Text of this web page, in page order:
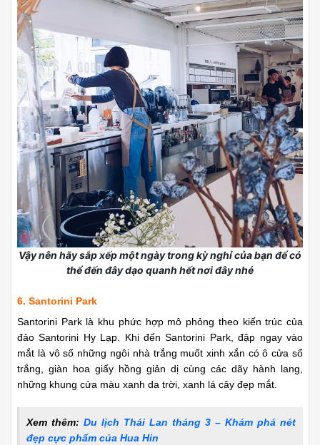
Vậy nên hãy sắp xếp một ngày trong kỳ nghỉ của bạn để có
thể đến đây dạo quanh hết nơi đây nhé
6. Santorini Park
Santorini Park là khu phức hợp mô phỏng theo kiến trúc của
đảo Santorini Hy Lạp. Khi đến Santorini Park, đập ngay vào
mắt là vô số những ngôi nhà trắng muốt xinh xắn có ô cửa sổ
trắng, giàn hoa giấy hồng giản dị cùng các dãy hành lang,
những khung cửa màu xanh da trời, xanh lá cây đẹp mắt.
Xem thêm: Du lịch Thái Lan tháng 3 – Khám phá nét
đẹp cực phẩm của Hua Hin